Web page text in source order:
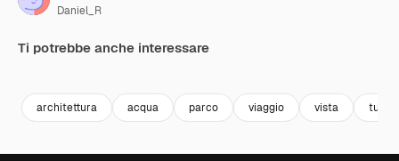
Daniel_R
Ti potrebbe anche interessare
architettura acqua parco viaggio vista